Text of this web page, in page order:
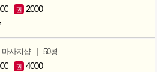
권 2000
마사지샵 | 50평
권 4000